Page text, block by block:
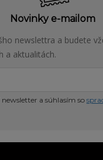
Novinky e-mailom
newslettra a budete
a aktualitách.
a súhlasím so